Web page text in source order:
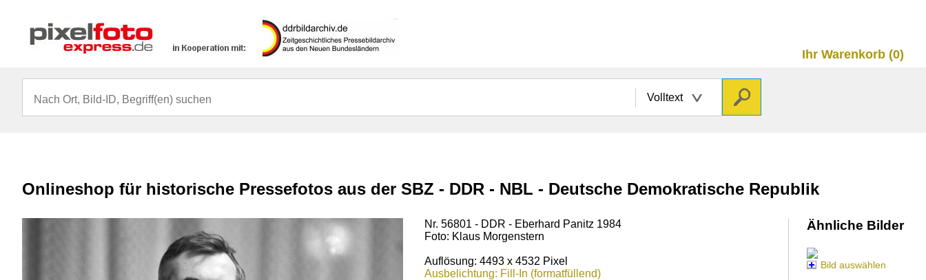
Ihr Warenkorb (0)
Volltext
Onlineshop für historische Pressefotos aus der SBZ - DDR - NBL - Deutsche Demokratische Republik
Nr. 56801 - DDR - Eberhard Panitz 1984
Foto: Klaus Morgenstern
Auflösung: 4493 x 4532 Pixel
Ausbelichtung: Fill-In (formatfüllend)
Ähnliche Bilder
Bild auswählen